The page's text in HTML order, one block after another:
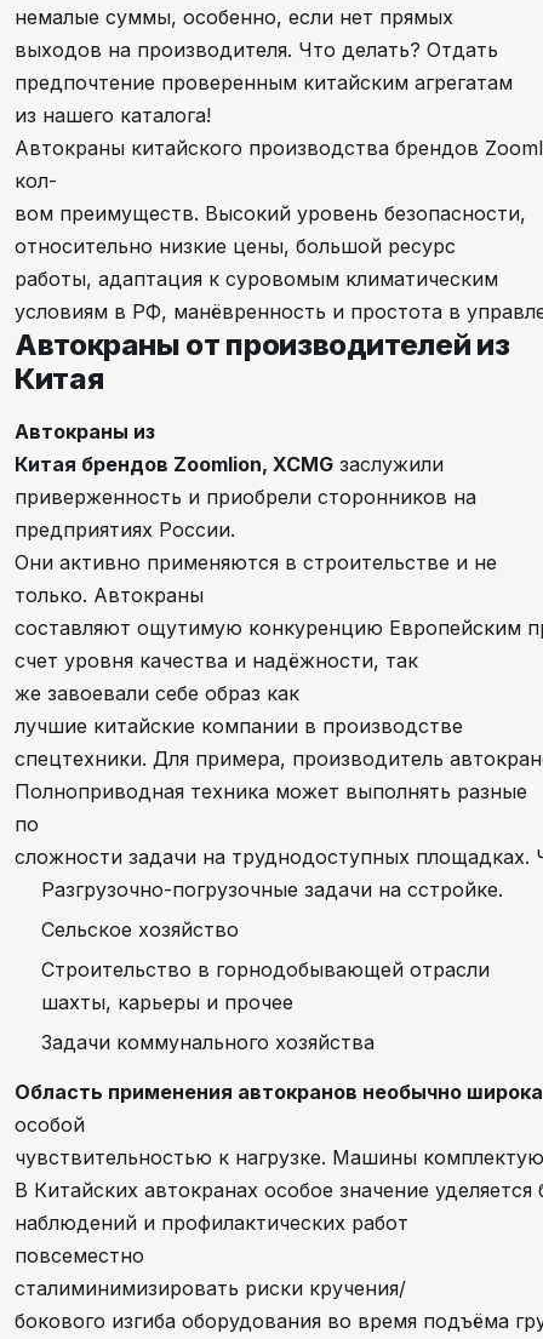
немалые суммы, особенно, если нет прямых
выходов на производителя. Что делать? Отдать
предпочтение проверенным китайским агрегатам
из нашего каталога!
Автокраны китайского производства брендов
кол-
вом преимуществ. Высокий уровень безопасности,
относительно низкие цены, большой ресурс
работы, адаптация к суровомым климатическим
условиям в РФ, манёвренность и простота в
Автокраны от производителей из
Китая
Автокраны из
Китая брендов Zoomlion, XCMG заслужили
приверженность и приобрели сторонников на
предприятиях России.
Они активно применяются в строительстве и не
только. Автокраны
составляют ощутимую конкуренцию Европейским
счет уровня качества и надёжности, так
же завоевали себе образ как
лучшие китайские компании в производстве
спецтехники. Для примера, производитель
Полноприводная техника может выполнять разные
по
сложности задачи на труднодоступных
Разгрузочно-погрузочные задачи на сстройке.
Сельское хозяйство
Строительство в горнодобывающей отрасли
шахты, карьеры и прочее
Задачи коммунального хозяйства
Область применения автокранов необычно
особой
чувствительностью к нагрузке. Машины
В Китайских автокранах особое значение уделяется
наблюдений и профилактических работ
повсеместно
сталиминимизировать риски кручения/
бокового изгиба оборудования во время подъёма